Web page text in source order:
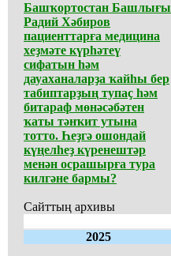
Башҡортостан Башлығы
Радий Хәбиров
пациенттарға медицина
хеҙмәте күрһәтеү
сифатын һәм
дауаханаларҙа ҡайһы бер
табиптарҙың тупаҫ һәм
битараф мөнәсәбәтен
ҡаты тәнҡит утына
тотто. Һеҙгә ошондай
күңелһеҙ күренештәр
менән осрашырға тура
килгәне бармы?
Сайттың архивы
2025